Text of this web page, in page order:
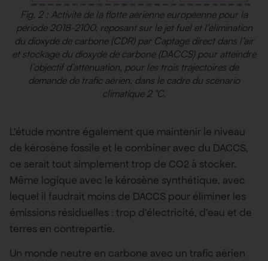
Fig. 2 : Activité de la flotte aérienne européenne pour la
période 2018-2100, reposant sur le jet fuel et l’élimination
du dioxyde de carbone (CDR) par Captage direct dans l’air
et stockage du dioxyde de carbone (DACCS) pour atteindre
l’objectif d’atténuation, pour les trois trajectoires de
demande de trafic aérien, dans le cadre du scénario
climatique 2 °C.
L’étude montre également que maintenir le niveau
de kérosène fossile et le combiner avec du DACCS,
ce serait tout simplement trop de CO2 à stocker.
Même logique avec le kérosène synthétique, avec
lequel il faudrait moins de DACCS pour éliminer les
émissions résiduelles : trop d’électricité, d’eau et de
terres en contrepartie.
Un monde neutre en carbone avec un trafic aérien